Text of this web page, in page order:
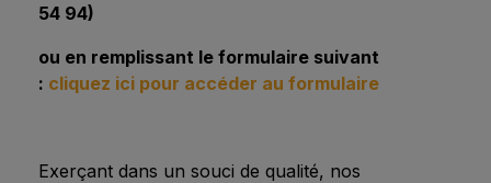
54 94)
ou en remplissant le formulaire suivant
: cliquez ici pour accéder au formulaire
Exerçant dans un souci de qualité, nos